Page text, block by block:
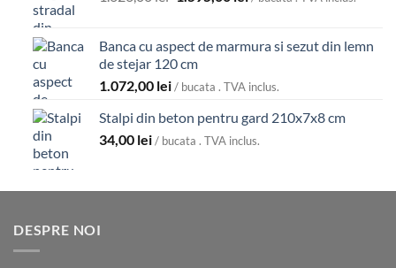
fost:
1.626,00 lei.
1.595,00 lei.
Banca cu aspect de marmura si sezut din lemn
de stejar 120 cm
1.072,00 lei / bucata . TVA inclus.
Stalpi din beton pentru gard 210x7x8 cm
34,00 lei / bucata . TVA inclus.
DESPRE NOI